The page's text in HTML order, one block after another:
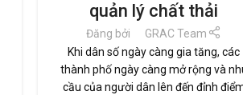
quản lý chất thải
Đăng bởi
GRAC Team
Khi dân số ngày càng gia tăng, các
thành phố ngày càng mở rộng và
cầu của người dân lên đến đỉnh